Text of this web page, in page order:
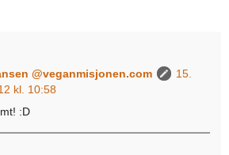
@veganmisjonen.com
15.
kl. 10:58
:D